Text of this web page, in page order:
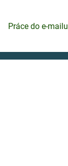
Práce do e-mailu